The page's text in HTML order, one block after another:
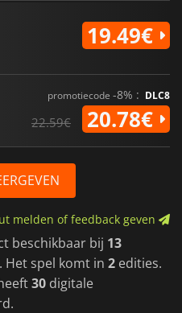
19.49€
promotiecode -8% : DLC8
22.59€ 20.78€
melden of feedback geven
beschikbaar bij 13
. Het spel komt in 2 edities.
30 digitale